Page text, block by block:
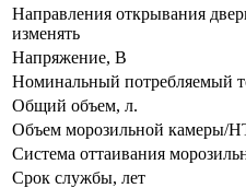
Направления открывания
изменять
Напряжение, В
Номинальный потребляемый
Общий объем, л.
Объем морозильной камеры/
Система оттаивания
Срок службы, лет